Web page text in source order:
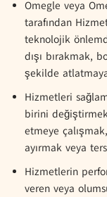
Omegle veya
tarafından
teknolojik
dışı bırakmak,
şekilde
Hizmetleri
birini
etmeye
ayırmak veya
Hizmetlerin
veren veya